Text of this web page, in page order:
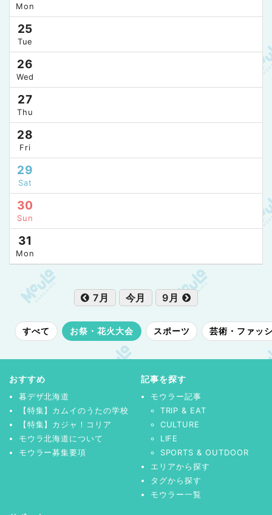
Mon
25
Tue
26
Wed
27
Thu
28
Fri
29
Sat
30
Sun
31
Mon
7月 今月 9月
すべて お祭・花火大会 スポーツ 芸術・ファッ
おすすめ
暮デザ北海道
【特集】カムイのうたの学校
【特集】カジャ！コリア
モウラ北海道について
モウラー募集要項
記事を探す
モウラー記事
TRIP & EAT
CULTURE
LIFE
SPORTS & OUTDOOR
エリアから探す
タグから探す
モウラー一覧